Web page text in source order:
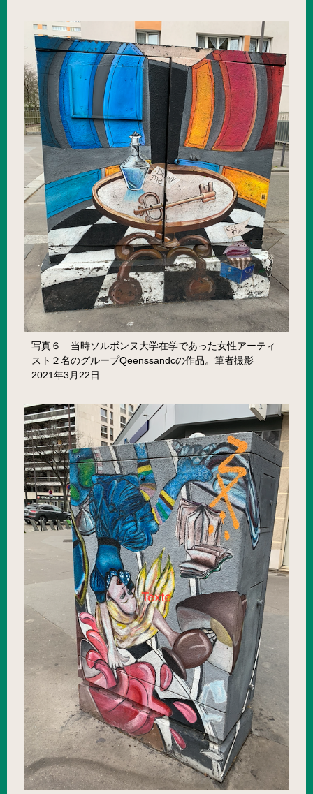
写真６ 当時ソルボンヌ大学在学であった女性アーティ
スト２名のグループQeenssandcの作品。筆者撮影
2021年3月22日